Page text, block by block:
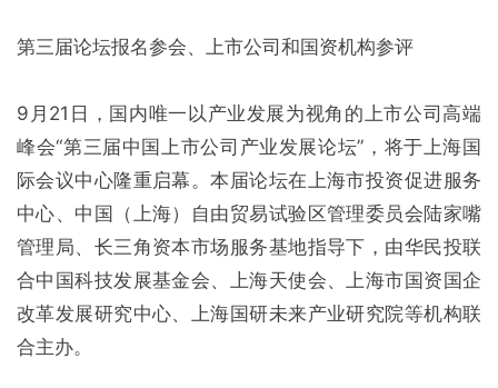
第三届论坛报名参会、上市公司和国资机构参评
9月21日，国内唯一以产业发展为视角的上市公司高端
峰会“第三届中国上市公司产业发展论坛”，将于上海国
际会议中心隆重启幕。本届论坛在上海市投资促进服务
中心、中国（上海）自由贸易试验区管理委员会陆家嘴
管理局、长三角资本市场服务基地指导下，由华民投联
合中国科技发展基金会、上海天使会、上海市国资国企
改革发展研究中心、上海国研未来产业研究院等机构联
合主办。